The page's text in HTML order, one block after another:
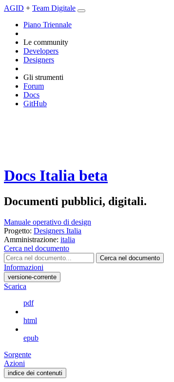
AGID + Team Digitale
Piano Triennale
Le community
Developers
Designers
Gli strumenti
Forum
Docs
GitHub
Docs Italia beta
Documenti pubblici, digitali.
Manuale operativo di design
Progetto: Designers Italia
Amministrazione: italia
Cerca nel documento
Cerca nel documento
Informazioni
versione-corrente
Scarica
pdf
html
epub
Sorgente
Azioni
indice dei contenuti